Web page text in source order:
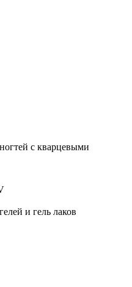
с кварцевыми
и гель лаков